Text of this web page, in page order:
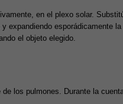
en el plexo solar.
expandiendo esporádicamente
el objeto elegido.
los pulmones. Durante la